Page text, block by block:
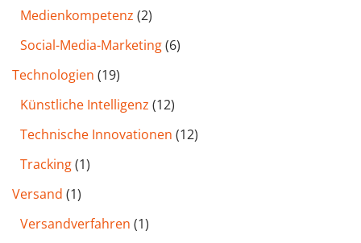
Medienkompetenz (2)
Social-Media-Marketing(6)
Technologien (19)
Künstliche Intelligenz (12)
Technische Innovationen (12)
Tracking(1)
Versand (1)
Versandverfahren (1)